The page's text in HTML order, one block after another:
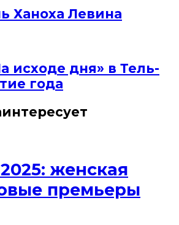
Ханоха Левина
исходе дня» в Тель-
года
женская
премьеры